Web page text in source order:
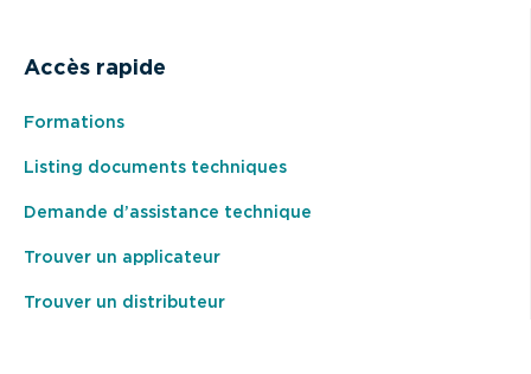
Accès rapide
Formations
Listing documents techniques
Demande d’assistance technique
Trouver un applicateur
Trouver un distributeur